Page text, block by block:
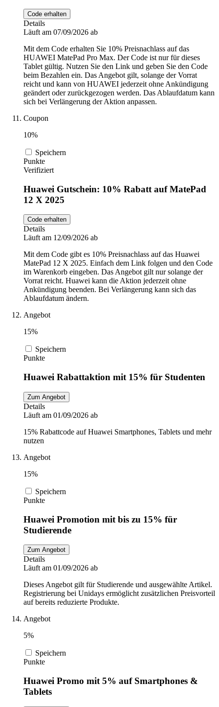
Code erhalten
Details
Läuft am 07/09/2026 ab
Mit dem Code erhalten Sie 10% Preisnachlass auf das
HUAWEI MatePad Pro Max. Der Code ist nur für dieses
Tablet gültig. Nutzen Sie den Link und geben Sie den Code
beim Bezahlen ein. Das Angebot gilt, solange der Vorrat
reicht und kann von HUAWEI jederzeit ohne Ankündigung
geändert oder zurückgezogen werden. Das Ablaufdatum kann
sich bei Verlängerung der Aktion anpassen.
Coupon
10%
Speichern
Punkte
Verifiziert
Huawei Gutschein: 10% Rabatt auf MatePad
12 X 2025
Code erhalten
Details
Läuft am 12/09/2026 ab
Mit dem Code gibt es 10% Preisnachlass auf das Huawei
MatePad 12 X 2025. Einfach dem Link folgen und den Code
im Warenkorb eingeben. Das Angebot gilt nur solange der
Vorrat reicht. Huawei kann die Aktion jederzeit ohne
Ankündigung beenden. Bei Verlängerung kann sich das
Ablaufdatum ändern.
Angebot
15%
Speichern
Punkte
Huawei Rabattaktion mit 15% für Studenten
Zum Angebot
Details
Läuft am 01/09/2026 ab
15% Rabattcode auf Huawei Smartphones, Tablets und mehr
nutzen
Angebot
15%
Speichern
Punkte
Huawei Promotion mit bis zu 15% für
Studierende
Zum Angebot
Details
Läuft am 01/09/2026 ab
Dieses Angebot gilt für Studierende und ausgewählte Artikel.
Registrierung bei Unidays ermöglicht zusätzlichen Preisvorteil
auf bereits reduzierte Produkte.
Angebot
5%
Speichern
Punkte
Huawei Promo mit 5% auf Smartphones &
Tablets